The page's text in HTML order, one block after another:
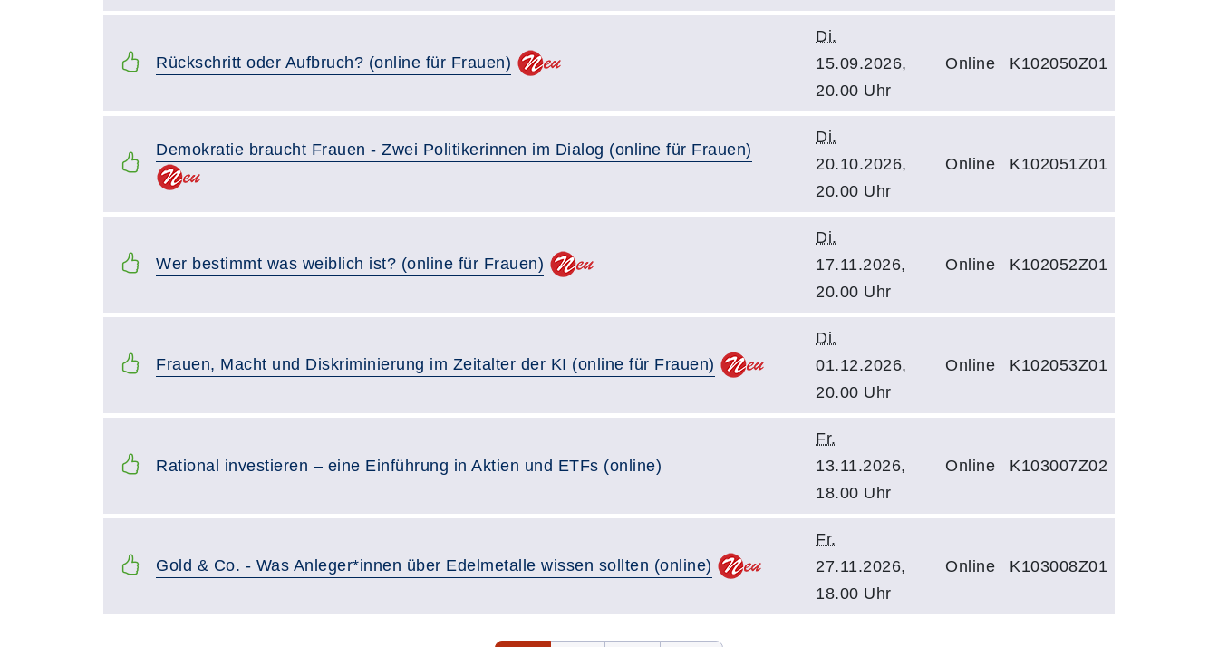
Rückschritt oder Aufbruch? (online für Frauen)
Di.
15.09.2026,
20.00 Uhr
Online K102050Z01
Demokratie braucht Frauen - Zwei Politikerinnen im Dialog (online für Frauen)
Di.
20.10.2026,
20.00 Uhr
Online K102051Z01
Wer bestimmt was weiblich ist? (online für Frauen)
Di.
17.11.2026,
20.00 Uhr
Online K102052Z01
Frauen, Macht und Diskriminierung im Zeitalter der KI (online für Frauen)
Di.
01.12.2026,
20.00 Uhr
Online K102053Z01
Rational investieren – eine Einführung in Aktien und ETFs (online)
Fr.
13.11.2026,
18.00 Uhr
Online K103007Z02
Gold & Co. - Was Anleger*innen über Edelmetalle wissen sollten (online)
Fr.
27.11.2026,
18.00 Uhr
Online K103008Z01